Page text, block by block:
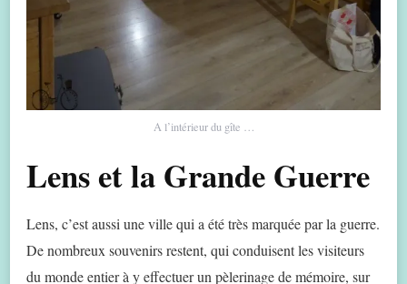
A l’intérieur du gîte …
Lens et la Grande Guerre
Lens, c’est aussi une ville qui a été très marquée par la guerre.
De nombreux souvenirs restent, qui conduisent les visiteurs
du monde entier à y effectuer un pèlerinage de mémoire, sur